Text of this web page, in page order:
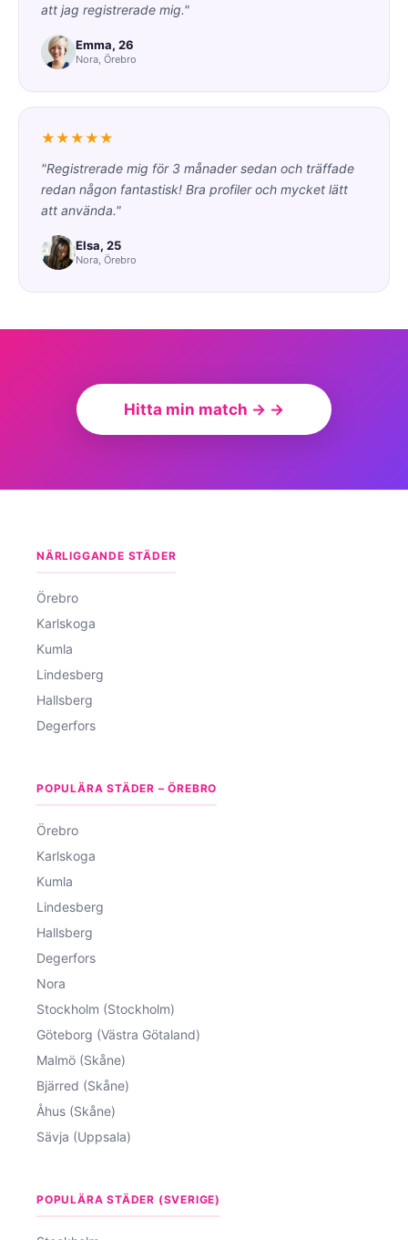
att jag registrerade mig."
Emma, 26
Nora, Örebro
★★★★★
"Registrerade mig för 3 månader sedan och träffade
redan någon fantastisk! Bra profiler och mycket lätt
att använda."
Elsa, 25
Nora, Örebro
Hitta min match → →
NÄRLIGGANDE STÄDER
Örebro
Karlskoga
Kumla
Lindesberg
Hallsberg
Degerfors
POPULÄRA STÄDER – ÖREBRO
Örebro
Karlskoga
Kumla
Lindesberg
Hallsberg
Degerfors
Nora
Stockholm (Stockholm)
Göteborg (Västra Götaland)
Malmö (Skåne)
Bjärred (Skåne)
Åhus (Skåne)
Sävja (Uppsala)
POPULÄRA STÄDER (SVERIGE)